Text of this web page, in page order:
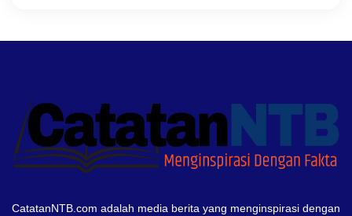
CatatanNTB.com adalah media berita yang menginspirasi dengan